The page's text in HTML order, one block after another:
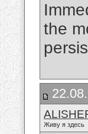
the
Живу я здесь